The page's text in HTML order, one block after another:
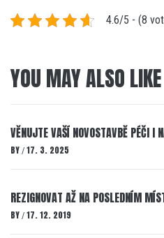
4.6/5 - (8
YOU MAY ALSO LIKE
VĚNUJTE VAŠÍ NOVOSTAVBĚ PÉČI I
BY / 17. 3. 2025
REZIGNOVAT AŽ NA POSLEDNÍM
BY / 17. 12. 2019